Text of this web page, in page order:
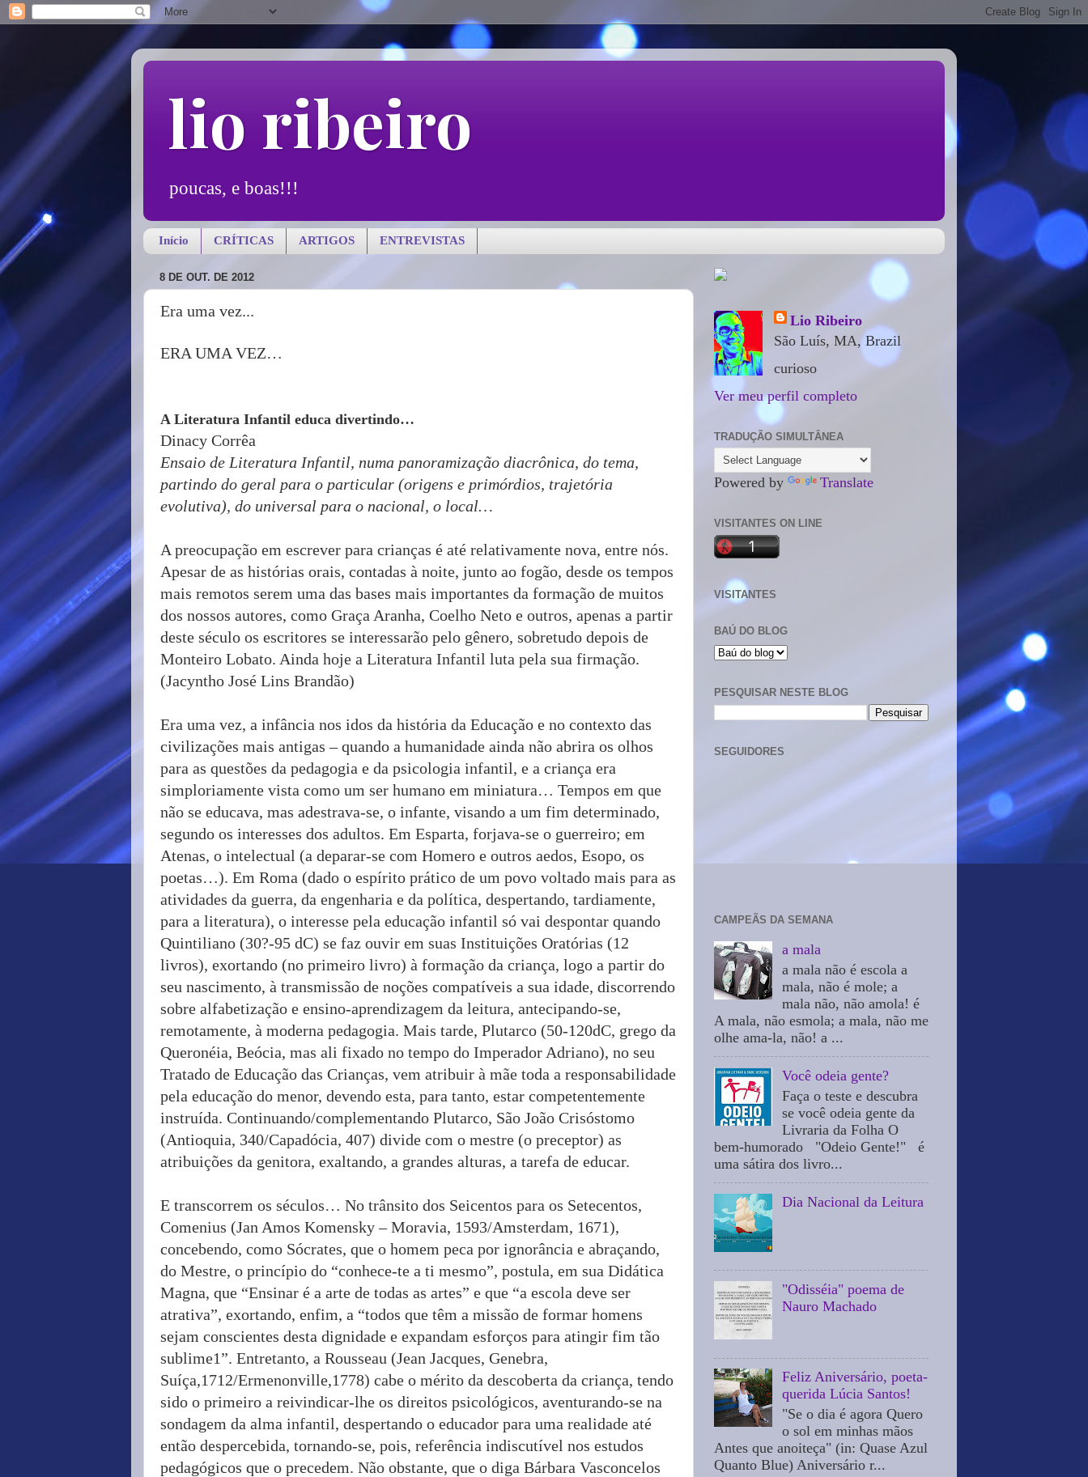
lio ribeiro
poucas, e boas!!!
Início CRÍTICAS ARTIGOS ENTREVISTAS
8 DE OUT. DE 2012
Era uma vez...
ERA UMA VEZ…
A Literatura Infantil educa divertindo…
Dinacy Corrêa
Ensaio de Literatura Infantil, numa panoramização diacrônica, do tema,
partindo do geral para o particular (origens e primórdios, trajetória
evolutiva), do universal para o nacional, o local…
A preocupação em escrever para crianças é até relativamente nova, entre nós.
Apesar de as histórias orais, contadas à noite, junto ao fogão, desde os tempos
mais remotos serem uma das bases mais importantes da formação de muitos
dos nossos autores, como Graça Aranha, Coelho Neto e outros, apenas a partir
deste século os escritores se interessarão pelo gênero, sobretudo depois de
Monteiro Lobato. Ainda hoje a Literatura Infantil luta pela sua firmação.
(Jacyntho José Lins Brandão)
Era uma vez, a infância nos idos da história da Educação e no contexto das
civilizações mais antigas – quando a humanidade ainda não abrira os olhos
para as questões da pedagogia e da psicologia infantil, e a criança era
simploriamente vista como um ser humano em miniatura… Tempos em que
não se educava, mas adestrava-se, o infante, visando a um fim determinado,
segundo os interesses dos adultos. Em Esparta, forjava-se o guerreiro; em
Atenas, o intelectual (a deparar-se com Homero e outros aedos, Esopo, os
poetas…). Em Roma (dado o espírito prático de um povo voltado mais para as
atividades da guerra, da engenharia e da política, despertando, tardiamente,
para a literatura), o interesse pela educação infantil só vai despontar quando
Quintiliano (30?-95 dC) se faz ouvir em suas Instituições Oratórias (12
livros), exortando (no primeiro livro) à formação da criança, logo a partir do
seu nascimento, à transmissão de noções compatíveis a sua idade, discorrendo
sobre alfabetização e ensino-aprendizagem da leitura, antecipando-se,
remotamente, à moderna pedagogia. Mais tarde, Plutarco (50-120dC, grego da
Queronéia, Beócia, mas ali fixado no tempo do Imperador Adriano), no seu
Tratado de Educação das Crianças, vem atribuir à mãe toda a responsabilidade
pela educação do menor, devendo esta, para tanto, estar competentemente
instruída. Continuando/complementando Plutarco, São João Crisóstomo
(Antioquia, 340/Capadócia, 407) divide com o mestre (o preceptor) as
atribuições da genitora, exaltando, a grandes alturas, a tarefa de educar.
E transcorrem os séculos… No trânsito dos Seicentos para os Setecentos,
Comenius (Jan Amos Komensky – Moravia, 1593/Amsterdam, 1671),
concebendo, como Sócrates, que o homem peca por ignorância e abraçando,
do Mestre, o princípio do “conhece-te a ti mesmo”, postula, em sua Didática
Magna, que “Ensinar é a arte de todas as artes” e que “a escola deve ser
atrativa”, exortando, enfim, a “todos que têm a missão de formar homens
sejam conscientes desta dignidade e expandam esforços para atingir fim tão
sublime1”. Entretanto, a Rousseau (Jean Jacques, Genebra,
Suíça,1712/Ermenonville,1778) cabe o mérito da descoberta da criança, tendo
sido o primeiro a reivindicar-lhe os direitos psicológicos, aventurando-se na
sondagem da alma infantil, despertando o educador para uma realidade até
então despercebida, tornando-se, pois, referência indiscutível nos estudos
pedagógicos que o precedem. Não obstante, que o diga Bárbara Vasconcelos
Lio Ribeiro
São Luís, MA, Brazil
curioso
Ver meu perfil completo
TRADUÇÃO SIMULTÂNEA
Powered by Translate
VISITANTES ON LINE
VISITANTES
BAÚ DO BLOG
PESQUISAR NESTE BLOG
SEGUIDORES
CAMPEÃS DA SEMANA
a mala
a mala não é escola a
mala, não é mole; a
mala não, não amola! é
A mala, não esmola; a mala, não me
olhe ama-la, não! a ...
Você odeia gente?
Faça o teste e descubra
se você odeia gente da
Livraria da Folha O
bem-humorado "Odeio Gente!" é
uma sátira dos livro...
Dia Nacional da Leitura
"Odisséia" poema de
Nauro Machado
Feliz Aniversário, poeta-
querida Lúcia Santos!
"Se o dia é agora Quero
o sol em minhas mãos
Antes que anoiteça" (in: Quase Azul
Quanto Blue) Aniversário r...